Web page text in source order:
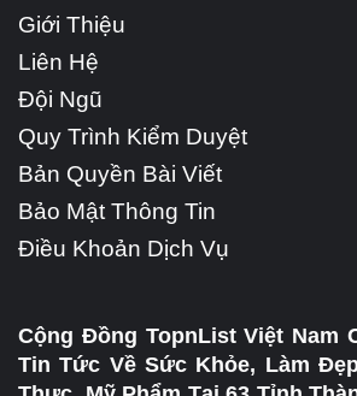
Giới Thiệu
Liên Hệ
Đội Ngũ
Quy Trình Kiểm Duyệt
Bản Quyền Bài Viết
Bảo Mật Thông Tin
Điều Khoản Dịch Vụ
Cộng Đồng TopnList Việt Nam
Tin Tức Về Sức Khỏe, Làm